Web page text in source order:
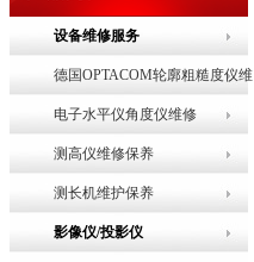
设备维修服务
德国OPTACOM轮廓粗糙度仪维
修
电子水平仪角度仪维修
测高仪维修保养
测长机维护保养
影像仪/投影仪